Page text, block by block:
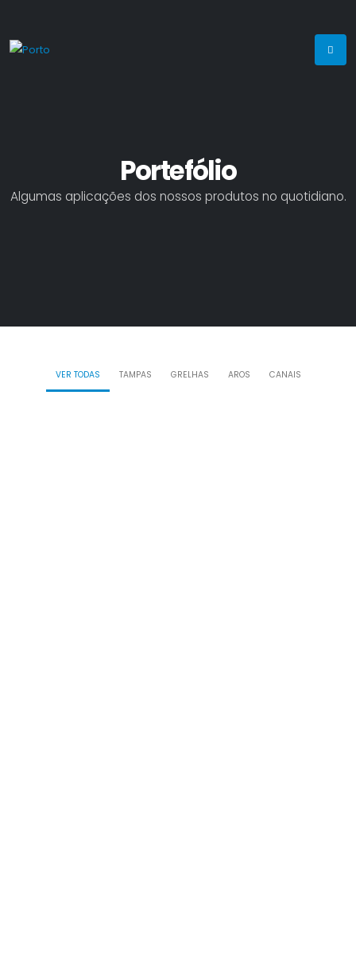
Portefólio
Algumas aplicações dos nossos produtos no quotidiano.
VER TODAS TAMPAS GRELHAS AROS CANAIS